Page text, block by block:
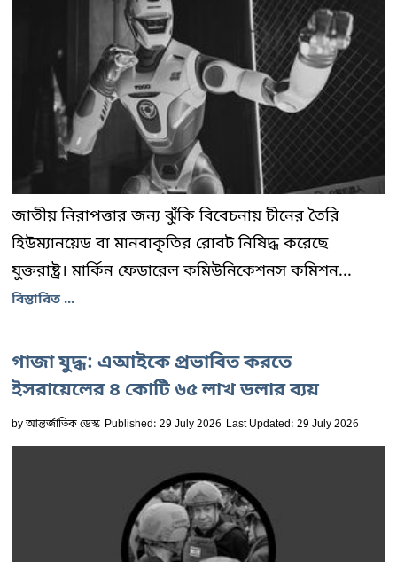
জাতীয় নিরাপত্তার জন্য ঝুঁকি বিবেচনায় চীনের তৈরি
হিউম্যানয়েড বা মানবাকৃতির রোবট নিষিদ্ধ করেছে
যুক্তরাষ্ট্র। মার্কিন ফেডারেল কমিউনিকেশনস কমিশন...
বিস্তারিত ...
গাজা যুদ্ধ: এআইকে প্রভাবিত করতে
ইসরায়েলের ৪ কোটি ৬৫ লাখ ডলার ব্যয়
byআন্তর্জাতিক ডেস্ক Published: 29 July 2026 Last Updated: 29 July 2026